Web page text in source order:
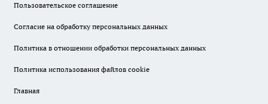
Пользовательское соглашение
Согласие на обработку персональных данных
Политика в отношении обработки персональных данных
Политика использования файлов cookie
Главная